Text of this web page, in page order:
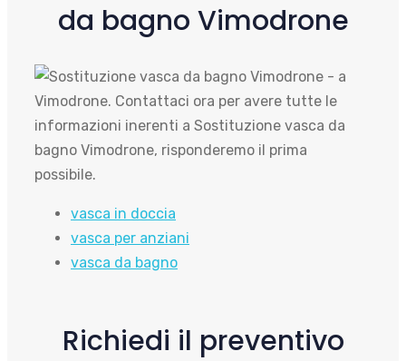
da bagno Vimodrone
vasca in doccia
vasca per anziani
vasca da bagno
Richiedi il preventivo